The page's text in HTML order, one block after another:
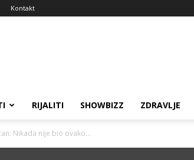
Kontakt
RIJALITI SHOWBIZZ ZDRAVLJE
Nikada nije bio ovako...